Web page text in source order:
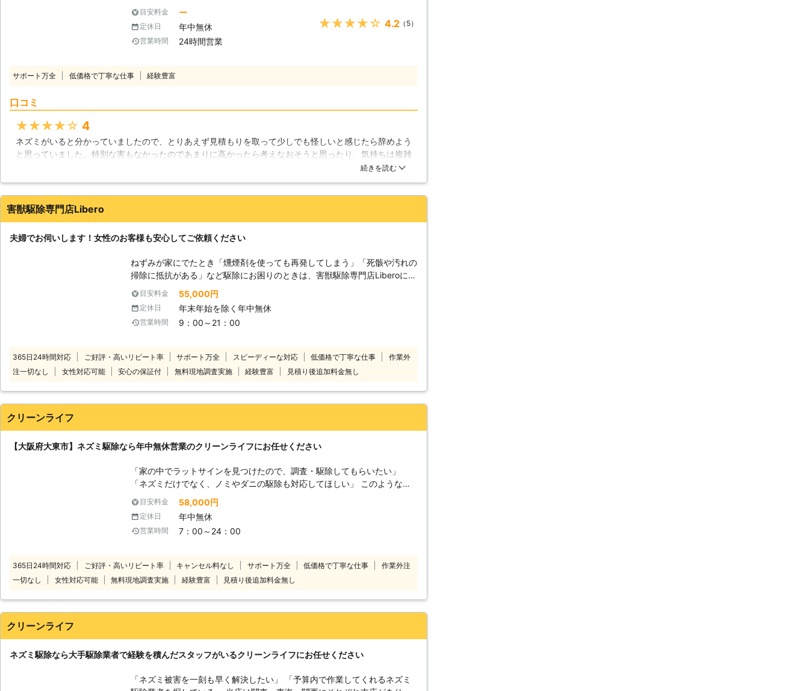
低価格だと費用は抑えれるが、質が悪くなるのではないかとご心配される方
もいらっしゃると思います。当社では、的確な作業を無駄をかけずに行うこ
とで、効率よく、高い質のままのサービスを低価格でご提供しておりますの
で、ご安心してお任せいただけます。今までご依頼いただいたお客様からの
客様の信頼と期待を裏切ることがないよう、技術を磨いていきたいと思って
おります。 【ねずみは飲食店の敵】 飲食店にとってねずみは天敵と言って
く、病原菌や害虫を撒き散らして衛生面にも悪影響を与えます。衛生管理を
合わせて駆除作業を行いたいなど、お客様のご都合に合わせて対応させてい
ただきますので、お気軽にお申し付けください。また、飲食店や店舗に限ら
目安料金 ー
定休日 年中無休
営業時間 24時間営業
★★★★★ 4.2 （5）
サポート万全 低価格で丁寧な仕事 経験豊富
口コミ
★★★★★ 4
ネズミがいると分かっていましたので、とりあえず見積もりを取って少しでも怪しいと感じたら辞めよう
と思っていました。特別な害もなかったのであまりに高かったら考えなおそうと思ったり、気持ちは複雑
でした。しかしこちらのグラックスさんは何より丁寧にいろいろ質問に答えてくださり、納得してお願い
京都府 京都市伏見区 2016年11月30日
続きを読む
害獣駆除専門店Libero
夫婦でお伺いします！女性のお客様も安心してご依頼ください
ねずみが家にでたとき「燻煙剤を使っても再発してしまう」「死骸や汚れの
掃除に抵抗がある」など駆除にお困りのときは、害獣駆除専門店Liberoにお
任せください！ 駆除専門店のプロがねずみの住処や侵入口を特定し、徹底
的に駆除します！ねずみに寄生していたダニやノミの駆除やふん尿の清掃・
消毒もおこなっているので、衛生面で不安な点もしっかり対応しますよ。
駆除作業の際は、予防もおこなうので、再発防止効果も期待できます！ねず
目安料金 55,000円
定休日 年末年始を除く年中無休
営業時間 9：00～21：00
365日24時間対応 ご好評・高いリピート率 サポート万全 スピーディーな対応 低価格で丁寧な仕事
作業外
注一切なし
女性対応可能 安心の保証付 無料現地調査実施 経験豊富 見積り後追加料金無し
クリーンライフ
【大阪府大東市】ネズミ駆除なら年中無休営業のクリーンライフにお任せください
「家の中でラットサインを見つけたので、調査・駆除してもらいたい」
「ネズミだけでなく、ノミやダニの駆除も対応してほしい」 このようなと
きは、クリーンライフへ。 当店はこれまで大阪府を中心に関西・関東・中
部の一部地域でお客様に害虫・害獣駆除をおこなってきました。 ネズミが
家に侵入すると家具や配線をかじられたり、糞尿による被害や病原菌の媒介
になったり、さまざまな被害にあわれる方も多いです。 当店ではそのよう
ミの巣を特定し毒餌・粘着シートなど、状況に合った駆除方法で一匹残らず
駆除いたします。 駆除後の消臭・消毒、ノミやダニ駆除、清掃などオプシ
ョン作業も責任もっておこないます。 ネズミ駆除業者をお探しなら、当店
までご連絡ください。
目安料金 58,000円
定休日 年中無休
営業時間 7：00～24：00
365日24時間対応 ご好評・高いリピート率 キャンセル料なし サポート万全 低価格で丁寧な仕事
作業外注
一切なし
女性対応可能 無料現地調査実施 経験豊富 見積り後追加料金無し
クリーンライフ
ネズミ駆除なら大手駆除業者で経験を積んだスタッフがいるクリーンライフにお任せください
「ネズミ被害を一刻も早く解決したい」 「予算内で作業してくれるネズミ